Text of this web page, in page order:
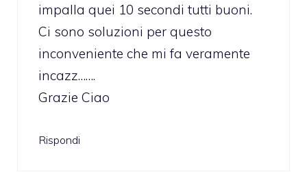
impalla quei 10 secondi tutti buoni.
Ci sono soluzioni per questo
inconveniente che mi fa veramente
incazz…….
Grazie Ciao
Rispondi